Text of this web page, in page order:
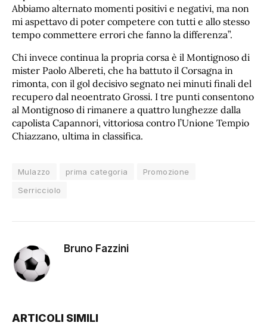
Abbiamo alternato momenti positivi e negativi, ma non
mi aspettavo di poter competere con tutti e allo stesso
tempo commettere errori che fanno la differenza”.
Chi invece continua la propria corsa è il Montignoso di
mister Paolo Albereti, che ha battuto il Corsagna in
rimonta, con il gol decisivo segnato nei minuti finali del
recupero dal neoentrato Grossi. I tre punti consentono
al Montignoso di rimanere a quattro lunghezze dalla
capolista Capannori, vittoriosa contro l’Unione Tempio
Chiazzano, ultima in classifica.
Mulazzo prima categoria
Promozione
Serricciolo
Bruno Fazzini
ARTICOLI SIMILI